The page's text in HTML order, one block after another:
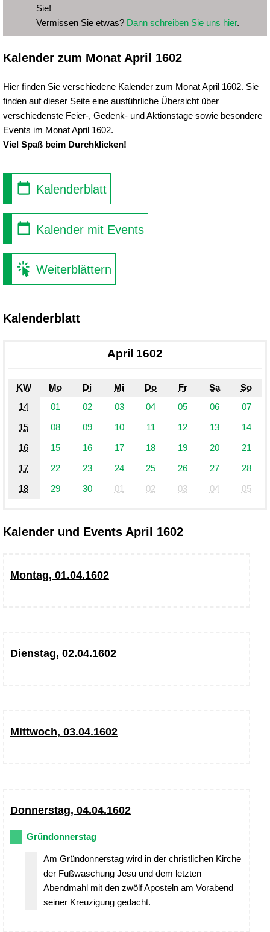
Sie!
Vermissen Sie etwas? Dann schreiben Sie uns hier.
Kalender zum Monat April 1602
Hier finden Sie verschiedene Kalender zum Monat April 1602. Sie
finden auf dieser Seite eine ausführliche Übersicht über
verschiedenste Feier-, Gedenk- und Aktionstage sowie besondere
Events im Monat April 1602.
Viel Spaß beim Durchklicken!
Kalenderblatt
Kalender mit Events
Weiterblättern
Kalenderblatt
April 1602
KW Mo Di Mi Do Fr Sa
So
14
01 02 03 04 05 06
07
15
08 09 10 11 12 13
14
16
15 16 17 18 19 20
21
17
22 23 24 25 26 27
28
18
29 30 01 02 03 04 05
Kalender und Events April 1602
Montag, 01.04.1602
Dienstag, 02.04.1602
Mittwoch, 03.04.1602
Donnerstag, 04.04.1602
Gründonnerstag
Am Gründonnerstag wird in der christlichen Kirche
der Fußwaschung Jesu und dem letzten
Abendmahl mit den zwölf Aposteln am Vorabend
seiner Kreuzigung gedacht.